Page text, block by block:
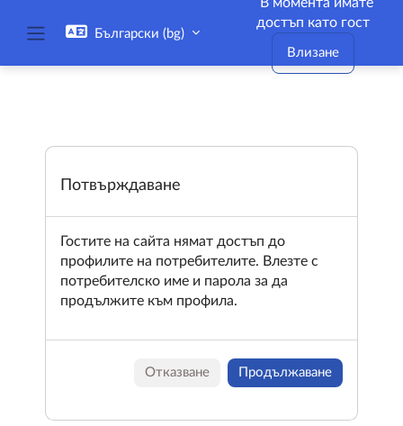
Български ‎(bg)‎
достъп като гост
Влизане
Потвърждаване
Гостите на сайта нямат достъп до
профилите на потребителите. Влезте с
потребителско име и парола за да
продължите към профила.
Отказване Продължаване